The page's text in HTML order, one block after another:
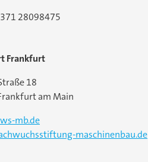
28098475
Frankfurt
18
am Main
mb.de
maschinenbau.de